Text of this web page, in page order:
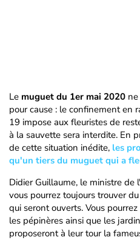
Le muguet du 1er mai 2020
pour cause : le confinement en
19 impose aux fleuristes de
à la sauvette sera interdite. En
de cette situation inédite, les
qu'un tiers du muguet qui a
Didier Guillaume, le ministre de
vous pourrez toujours trouver
qui seront ouverts. Vous
les pépinères ainsi que les
proposeront à leur tour la